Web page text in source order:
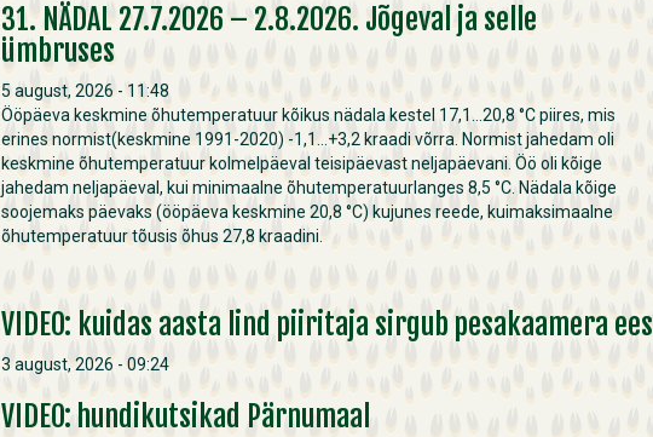
31. NÄDAL 27.7.2026 – 2.8.2026. Jõgeval ja selle
ümbruses
5 august, 2026 - 11:48
Ööpäeva keskmine õhutemperatuur kõikus nädala kestel 17,1…20,8 °C piires, mis
erines normist(keskmine 1991-2020) -1,1…+3,2 kraadi võrra. Normist jahedam oli
keskmine õhutemperatuur kolmelpäeval teisipäevast neljapäevani. Öö oli kõige
jahedam neljapäeval, kui minimaalne õhutemperatuurlanges 8,5 °C. Nädala kõige
soojemaks päevaks (ööpäeva keskmine 20,8 °C) kujunes reede, kuimaksimaalne
õhutemperatuur tõusis õhus 27,8 kraadini.
VIDEO: kuidas aasta lind piiritaja sirgub pesakaamera ees
3 august, 2026 - 09:24
VIDEO: hundikutsikad Pärnumaal